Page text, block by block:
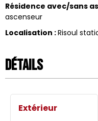
Résidence avec/sans
ascenseur
Localisation :Risoul
Détails
Extérieur